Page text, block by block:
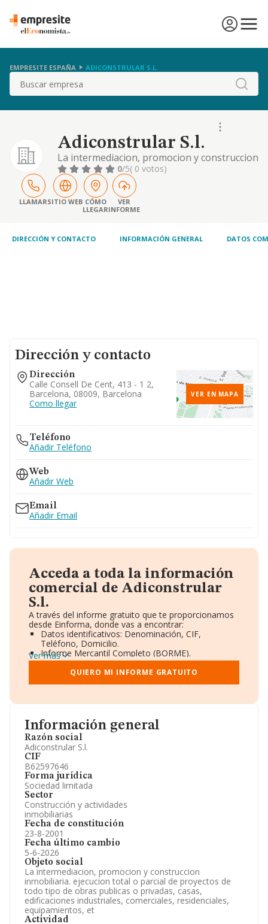
EMPRESITE ESPAÑA ADICONSTRULAR S.L.
Buscar
Adiconstrular S.l.
La intermediacion, promocion y construccion
inmobiliaria. ejecucion total o parcial de
proyectos de todo tipo de obras publicas o
privadas, casas, edificaciones industriales,
comerciales, residenciales, equipamientos, et
0/5( 0 votos)
LLAMARSITIO WEB CÓMO
LLEGAR
VER
INFORME
DIRECCIÓN Y CONTACTO INFORMACIÓN GENERAL DATOS
Información general
Razón social
Adiconstrular S.l.
CIF
B62597646
Forma jurídica
Sociedad limitada
Sector
Construcción y actividades
inmobiliarias
Fecha de constitución
23-8-2001
Fecha último cambio
5-6-2026
Objeto social
La intermediacion, promocion y construccion
inmobiliaria. ejecucion total o parcial de proyectos de
todo tipo de obras publicas o privadas, casas,
edificaciones industriales, comerciales, residenciales,
equipamientos, et
Actividad
Dirección y contacto
Dirección
Calle Consell De Cent, 413 - 1 2,
Barcelona, 08009, Barcelona
Como llegar
VER EN MAPA
Teléfono
Añadir Teléfono
Web
Añadir Web
Email
Añadir Email
Acceda a toda la información
comercial de Adiconstrular
S.l.
A través del informe gratuito que te proporcionamos
desde Einforma, donde vas a encontrar:
Datos identificativos: Denominación, CIF,
Teléfono, Domicilio.
Informe Mercantil Completo (BORME).
Gráficos de Evolución Ventas y Empleados.
Consejo de Administración y Administradores.
Directivos y Ejecutivos.
Información oficial y registral complementaria.
Ver más
QUIERO MI INFORME GRATUITO